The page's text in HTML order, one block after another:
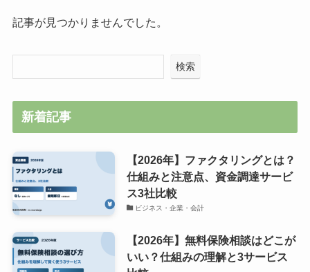
記事が見つかりませんでした。
検索
新着記事
【2026年】ファクタリングとは？
仕組みと注意点、資金調達サービ
ス3社比較
ビジネス・企業・会計
【2026年】無料保険相談はどこが
いい？仕組みの理解と3サービス